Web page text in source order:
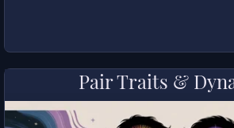
Pair Traits &